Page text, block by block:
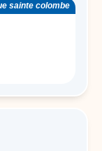
sainte colombe